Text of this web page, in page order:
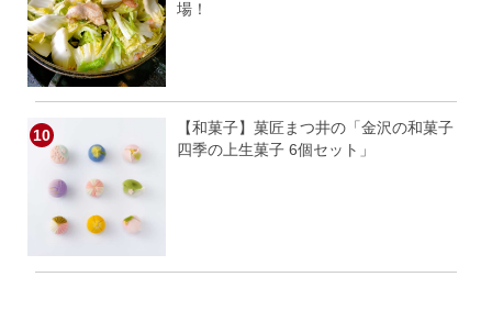
場！
【和菓子】菓匠まつ井の「金沢の和菓子
四季の上生菓子 6個セット」